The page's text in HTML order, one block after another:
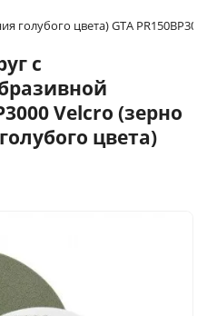
цвета) GTA
с
Velcro (зерно
цвета)